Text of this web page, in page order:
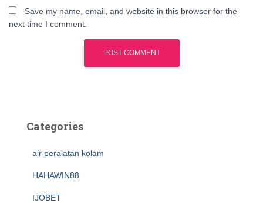
Save my name, email, and website in this browser for the
next time I comment.
Categories
air peralatan kolam
HAHAWIN88
IJOBET